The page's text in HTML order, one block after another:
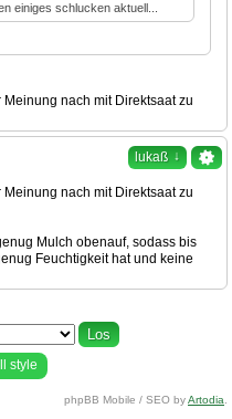
einiges schlucken aktuell...
nach mit Direktsaat zu
lukaß ↓
nach mit Direktsaat zu
Mulch obenauf, sodass bis
Feuchtigkeit hat und keine
style
phpBB Mobile / SEO byArtodia